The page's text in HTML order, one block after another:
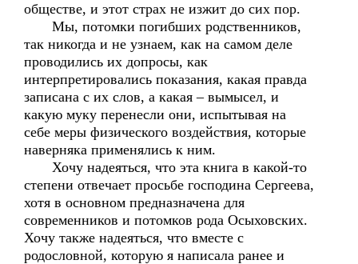
обществе, и этот страх не изжит до сих пор.
Мы, потомки погибших родственников,
так никогда и не узнаем, как на самом деле
проводились их допросы, как
интерпретировались показания, какая правда
записана с их слов, а какая – вымысел, и
какую муку перенесли они, испытывая на
себе меры физического воздействия, которые
наверняка применялись к ним.
Хочу надеяться, что эта книга в какой-то
степени отвечает просьбе господина Сергеева,
хотя в основном предназначена для
современников и потомков рода Осыховских.
Хочу также надеяться, что вместе с
родословной, которую я написала ранее и